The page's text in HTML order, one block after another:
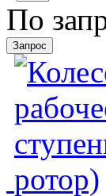
По